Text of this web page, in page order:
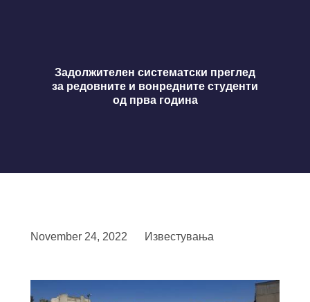
Задолжителен систематски преглед
за редовните и вонредните студенти
од прва година
November 24, 2022 Известувања